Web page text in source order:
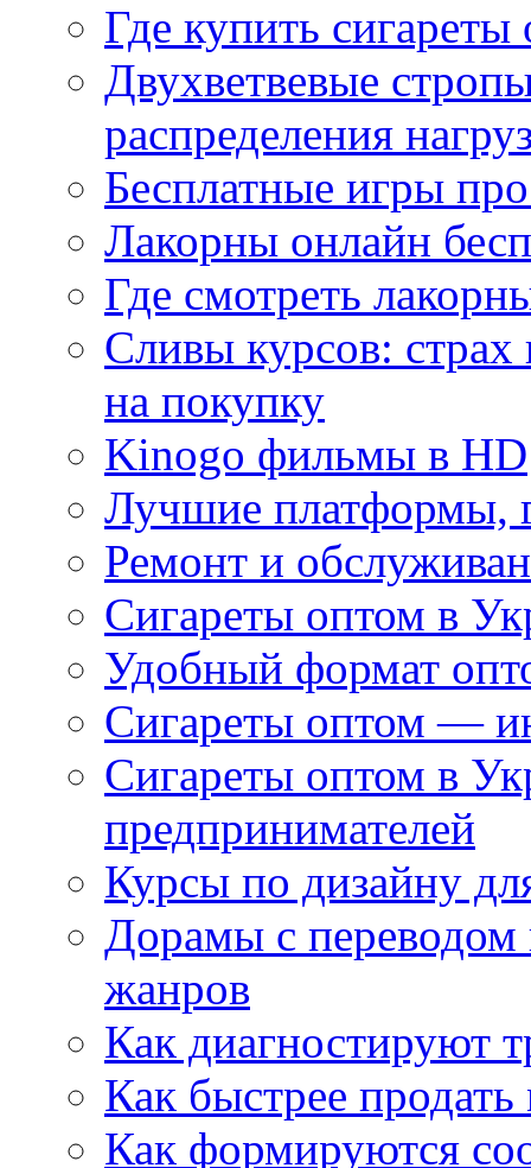
Где купить
Двухветвевые
распределения
Бесплатные игры
Лакорны онлайн
Где смотреть
Сливы курсов:
на покупку
Kinogo фильмы в HD
Лучшие платформы,
Ремонт и
Сигареты оптом в
Удобный формат
Сигареты оптом —
Сигареты оптом в
предпринимателей
Курсы по дизайну
Дорамы с переводом
жанров
Как диагностируют
Как быстрее
Как формируются